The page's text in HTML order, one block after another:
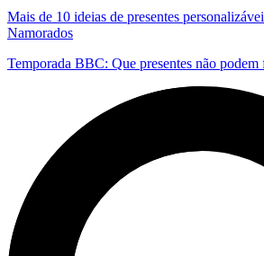
Mais de 10 ideias de presentes
Namorados
Temporada BBC: Que presentes não podem